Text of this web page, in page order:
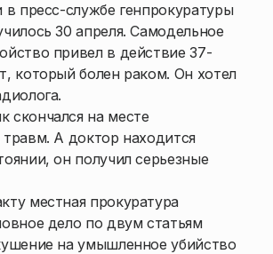
в пресс-службе генпрокуратуры
30 апреля. Самодельное
привел в действие 37-
который болен раком. Он хотел
скончался на месте
А доктор находится
он получил серьезные
местная прокуратура
дело по двум статьям
на умышленное убийство